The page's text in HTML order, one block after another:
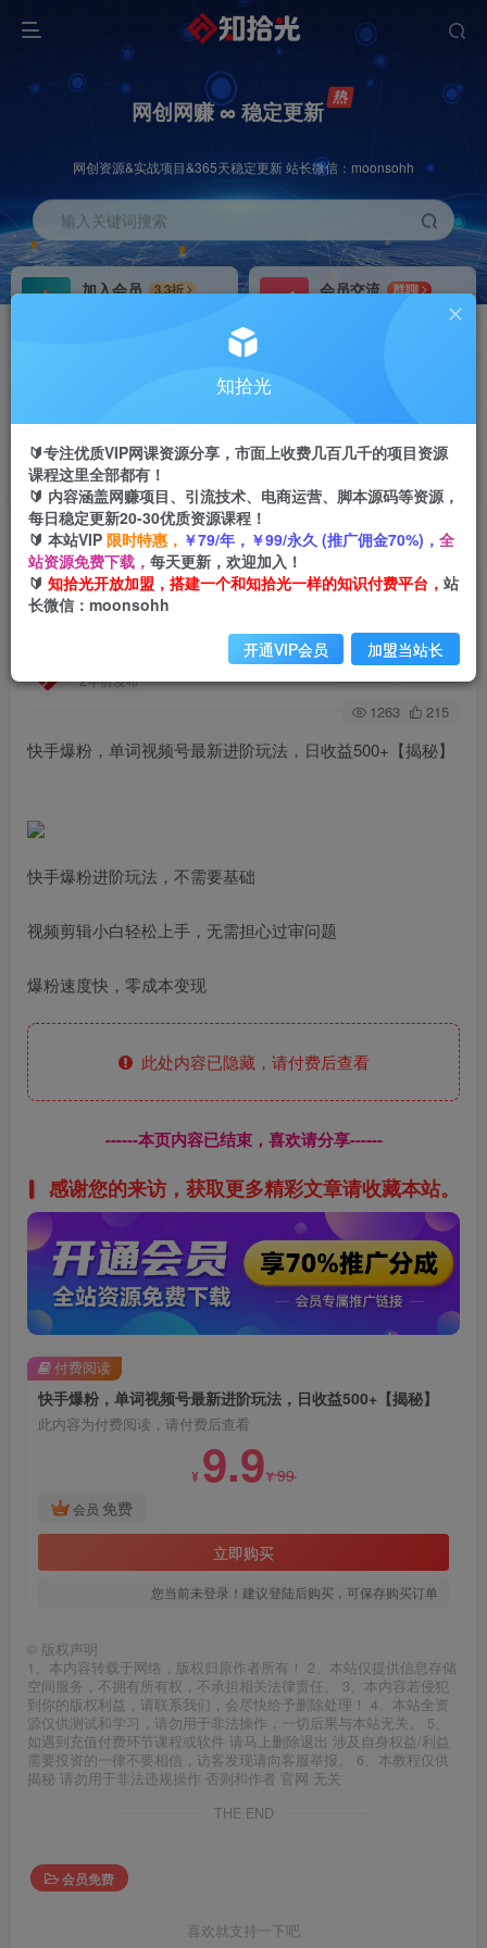
网创网赚 ∞ 稳定更新
网创资源&实战项目&365天稳定更新 站长微信：moonsohh
输入关键词搜索
加入会员
3.3折
会员交流
群聊
首页 创业课程 会员免费 正文
快手爆粉，单词视频号最新进阶玩法，日收益
500+【揭秘】
2年前发布
关注 私信
1263 215
快手爆粉，单词视频号最新进阶玩法，日收益500+【揭秘】
快手爆粉进阶玩法，不需要基础
视频剪辑小白轻松上手，无需担心过审问题
爆粉速度快，零成本变现
此处内容已隐藏，请付费后查看
------本页内容已结束，喜欢请分享------
感谢您的来访，获取更多精彩文章请收藏本站。
快手爆粉，单词视频号最新进阶玩法，日收益500+【揭秘】
此内容为付费阅读，请付费后查看
¥ 9.9¥99
会员 免费
立即购买
您当前未登录！建议登陆后购买，可保存购买订单
付费阅读
© 版权声明
1、本内容转载于网络，版权归原作者所有！ 2、本站仅提供信息存储
空间服务，不拥有所有权，不承担相关法律责任。 3、本内容若侵犯
到你的版权利益，请联系我们，会尽快给予删除处理！ 4、本站全资
源仅供测试和学习，请勿用于非法操作，一切后果与本站无关。 5、
如遇到充值付费环节课程或软件 请马上删除退出 涉及自身权益/利益
需要投资的一律不要相信，访客发现请向客服举报。 6、本教程仅供
揭秘 请勿用于非法违规操作 否则和作者 官网 无关
THE END
会员免费
喜欢就支持一下吧
知拾光
🔰专注优质VIP网课资源分享，市面上收费几百几千的项目资源
课程这里全部都有！
🔰 内容涵盖网赚项目、引流技术、电商运营、脚本源码等资源，
每日稳定更新20-30优质资源课程！
🔰 本站VIP 限时特惠， ￥79/年，￥99/永久 (推广佣金70%)， 全
站资源免费下载， 每天更新，欢迎加入！
🔰 知拾光开放加盟，搭建一个和知拾光一样的知识付费平台， 站
长微信：moonsohh
开通VIP会员 加盟当站长